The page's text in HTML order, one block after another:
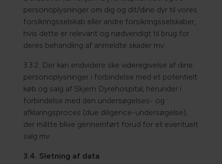
personoplysninger om dig og dit/dine dyr til vores
forsikringsselskab eller andre forsikringsselskaber,
hvis dette er relevant og nødvendigt til brug for
deres behandling af anmeldte skader mv.
3.3.2. Der kan endvidere ske videregivelse af dine
personoplysninger i forbindelse med et potentielt
køb og salg af Skjern Dyrehospital, herunder i
forbindelse med den undersøgelses- og
afklaringsproces (due diligence-undersøgelse),
der måtte blive gennemført forud for et eventuelt
salg mv.
3.4. Sletning af data